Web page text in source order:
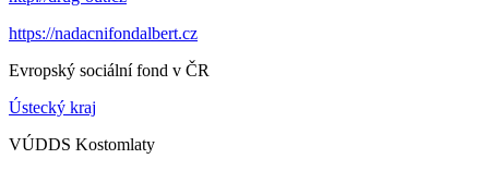
https://nadacnifondalbert.cz
Evropský sociální fond v ČR
Ústecký kraj
VÚDDS Kostomlaty